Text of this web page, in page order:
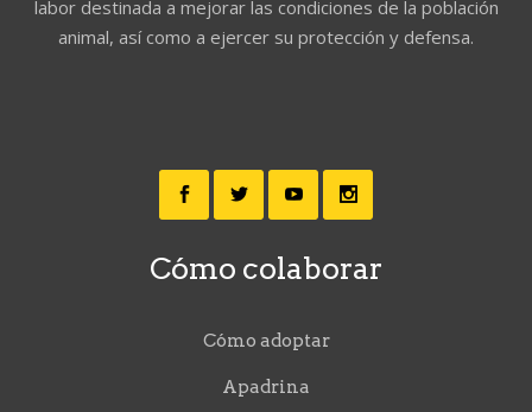
labor destinada a mejorar las condiciones de la población
animal, así como a ejercer su protección y defensa.
Cómo colaborar
Cómo adoptar
Apadrina